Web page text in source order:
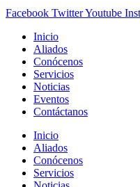
Facebook TwitterYoutube
Inicio
Aliados
Conócenos
Servicios
Noticias
Eventos
Contáctanos
Inicio
Aliados
Conócenos
Servicios